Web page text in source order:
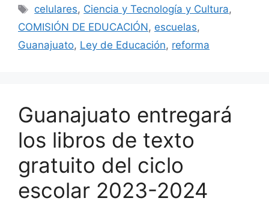
Etiquetas
celulares, Ciencia y Tecnología y Cultura,
COMISIÓN DE EDUCACIÓN, escuelas,
Guanajuato, Ley de Educación, reforma
Guanajuato entregará
los libros de texto
gratuito del ciclo
escolar 2023-2024